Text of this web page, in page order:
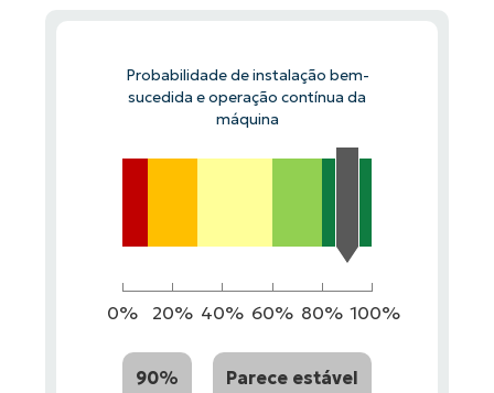
Probabilidade de instalação bem-
sucedida e operação contínua da
máquina
0% 20% 40% 60% 80% 100%
90% Parece estável